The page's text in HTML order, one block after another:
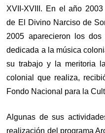
XVII-XVIII. En el año
de El Divino Narciso de
2005 aparecieron los
dedicada a la música
su trabajo y la meritoria
colonial que realiza,
Fondo Nacional para la
Algunas de sus
realización del programa